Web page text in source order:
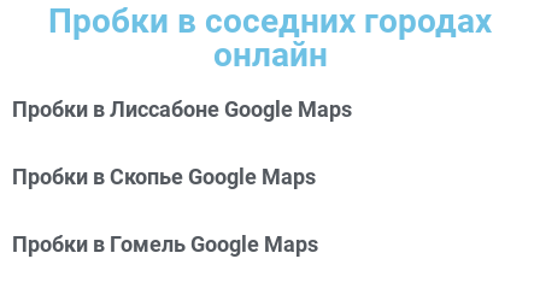
Пробки в соседних городах
онлайн
Пробки в Лиссабоне Google Maps
Пробки в Скопье Google Maps
Пробки в Гомель Google Maps